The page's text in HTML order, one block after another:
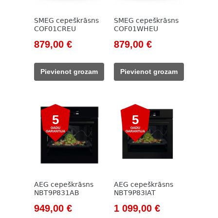
SMEG cepeškrāsns
COF01CREU
Original
was:
999,00 €.
879,00 €Current
879,00 €.
Pievienot grozam
SMEG cepeškrāsns
COF01WHEU
Original
was:
999,00 €.
879,00 €Current
879,00 €.
Pievienot grozam
5
GADU
GARANTIJA
AEG cepeškrāsns
NBT9P831AB
Original
949,00 €Current
5
GADU
GARANTIJA
AEG cepeškrāsns
NBT9P83IAT
Original
1 099,00 €Current